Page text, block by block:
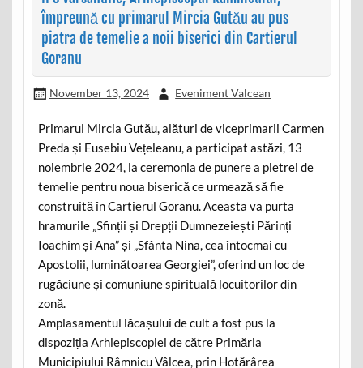
împreună cu primarul Mircia Gutău au pus
piatra de temelie a noii biserici din Cartierul
Goranu
November 13, 2024 Eveniment Valcean
Primarul Mircia Gutău, alături de viceprimarii Carmen
Preda și Eusebiu Vețeleanu, a participat astăzi, 13
noiembrie 2024, la ceremonia de punere a pietrei de
temelie pentru noua biserică ce urmează să fie
construită în Cartierul Goranu. Aceasta va purta
hramurile „Sfinții și Drepții Dumnezeiești Părinți
Ioachim și Ana” și „Sfânta Nina, cea întocmai cu
Apostolii, luminătoarea Georgiei”, oferind un loc de
rugăciune și comuniune spirituală locuitorilor din
zonă.
Amplasamentul lăcașului de cult a fost pus la
dispoziția Arhiepiscopiei de către Primăria
Municipiului Râmnicu Vâlcea, prin Hotărârea